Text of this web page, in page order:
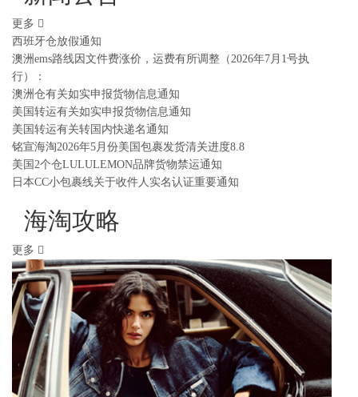
更多
西班牙仓放假通知
澳洲ems路线因文件费涨价，运费有所调整（2026年7月1号执
行）：
澳洲仓有关如实申报货物信息通知
美国转运有关如实申报货物信息通知
美国转运有关转国内快递名通知
铭宣海淘2026年5月份美国包裹发货清关进度8.8
美国2个仓LULULEMON品牌货物禁运通知
日本CC小包裹线关于收件人实名认证重要通知
海淘攻略
更多